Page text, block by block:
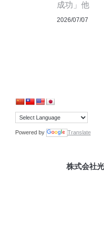
成功」他
2026/07/07
Powered by Translate
株式会社